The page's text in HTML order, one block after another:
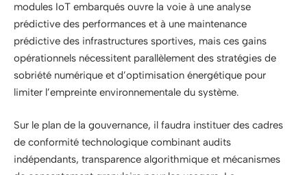
modules IoT embarqués ouvre la voie à une analyse
prédictive des performances et à une maintenance
prédictive des infrastructures sportives, mais ces gains
opérationnels nécessitent parallèlement des stratégies de
sobriété numérique et d’optimisation énergétique pour
limiter l’empreinte environnementale du système.
Sur le plan de la gouvernance, il faudra instituer des cadres
de conformité technologique combinant audits
indépendants, transparence algorithmique et mécanismes